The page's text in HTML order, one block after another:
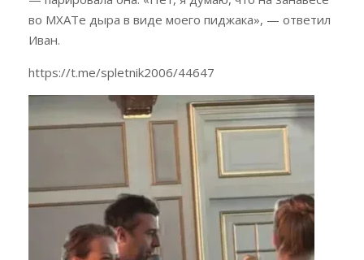
во МХАТе дыра в виде моего пиджака», — ответил
Иван.
https://t.me/spletnik2006/44647